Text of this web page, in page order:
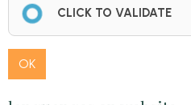
CLICK TO VALIDATE
OK